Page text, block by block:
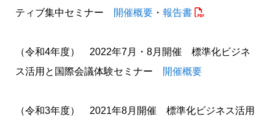
ティブ集中セミナー 開催概要 ・ 報告書
（令和4年度） 2022年7月・8月開催 標準化ビジネ
ス活用と国際会議体験セミナー 開催概要
（令和3年度） 2021年8月開催 標準化ビジネス活用